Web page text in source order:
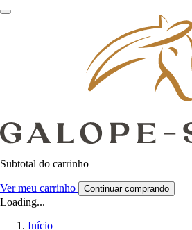
Subtotal do carrinho
Ver meu carrinho Continuar comprando
Loading...
Início